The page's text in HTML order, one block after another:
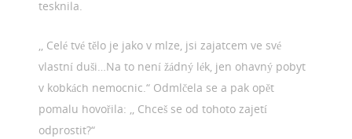
tesknila.
,, Celé tvé tělo je jako v mlze, jsi zajatcem ve své
vlastní duši…Na to není žádný lék, jen ohavný pobyt
v kobkách nemocnic.“ Odmlčela se a pak opět
pomalu hovořila: ,, Chceš se od tohoto zajetí
odprostit?“